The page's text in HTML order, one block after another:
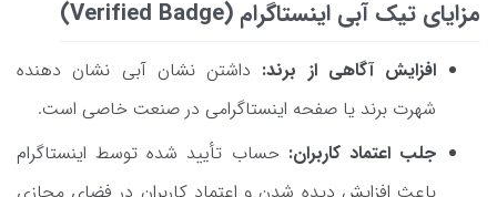
مزایای تیک آبی اینستاگرام (Verified Badge)
افزایش آگاهی از برند: داشتن نشان آبی نشان دهنده
شهرت برند یا صفحه اینستاگرامی در صنعت خاصی است.
جلب اعتماد کاربران:حساب تأیید شده توسط اینستاگرام